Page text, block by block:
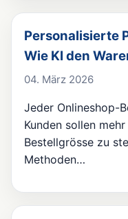
Personalisierte
Wie KI den
04. März 2026
Jeder Onlineshop-
Kunden sollen
Bestellgrösse zu
Methoden…